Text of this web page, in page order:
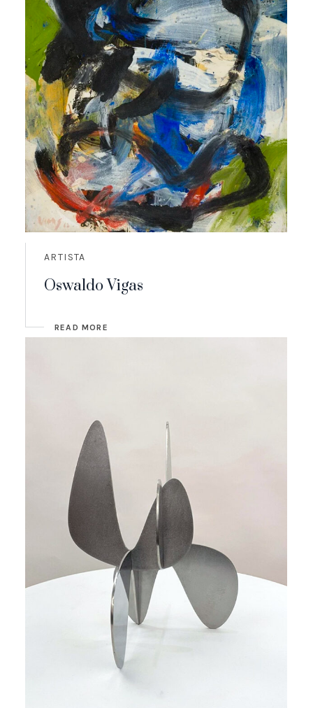
ARTISTA
Oswaldo Vigas
READ MORE